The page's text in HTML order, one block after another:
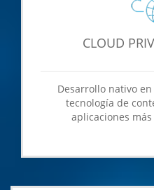
CLOUD
Desarrollo nativo
tecnología de
aplicaciones